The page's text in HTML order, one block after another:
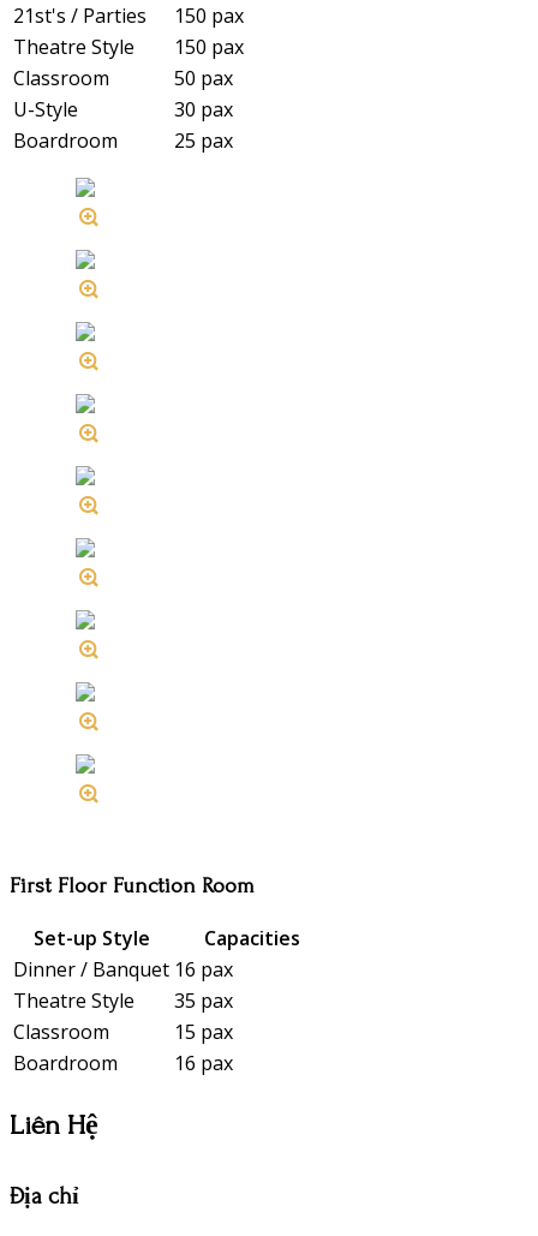
21st's / Parties
150 pax
Theatre Style
150 pax
Classroom
50 pax
U-Style
30 pax
Boardroom
25 pax
First Floor Function Room
Set-up Style
Capacities
Dinner / Banquet 16 pax
Theatre Style
35 pax
Classroom
15 pax
Boardroom
16 pax
Liên Hệ
Địa chỉ